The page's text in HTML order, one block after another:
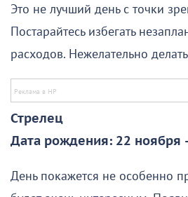
Это не лучший день с точки
Постарайтесь избегать
расходов. Нежелательно
Стрелец
Дата рождения: 22 ноября
День покажется не особенно